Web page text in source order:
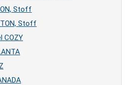
Stoff
Stoff
COZY